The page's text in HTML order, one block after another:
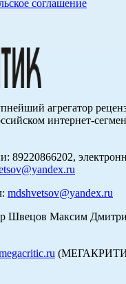
соглашение
агрегатор
интернет-
89220866202,
mdshvetsov@yandex.ru
Швецов Максим